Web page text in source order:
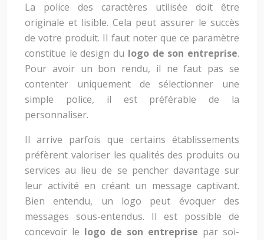
La police des caractères utilisée doit être
originale et lisible. Cela peut assurer le succès
de votre produit. Il faut noter que ce paramètre
constitue le design du logo de son entreprise.
Pour avoir un bon rendu, il ne faut pas se
contenter uniquement de sélectionner une
simple police, il est préférable de la
personnaliser.
Il arrive parfois que certains établissements
préfèrent valoriser les qualités des produits ou
services au lieu de se pencher davantage sur
leur activité en créant un message captivant.
Bien entendu, un logo peut évoquer des
messages sous-entendus. Il est possible de
concevoir le logo de son entreprise par soi-